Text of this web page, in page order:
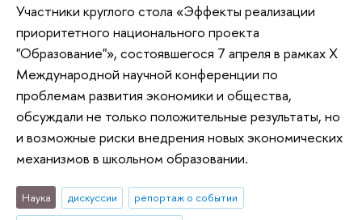
Участники круглого стола «Эффекты реализации
приоритетного национального проекта
"Образование"», состоявшегося 7 апреля в рамках X
Международной научной конференции по
проблемам развития экономики и общества,
обсуждали не только положительные результаты, но
и возможные риски внедрения новых экономических
механизмов в школьном образовании.
Наука дискуссии
репортаж о событии